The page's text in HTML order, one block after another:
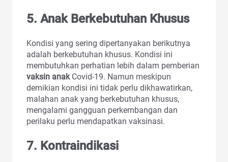
5. Anak Berkebutuhan Khusus
Kondisi yang sering dipertanyakan berikutnya
adalah berkebutuhan khusus. Kondisi ini
membutuhkan perhatian lebih dalam pemberian
vaksin anakCovid-19. Namun meskipun
demikian kondisi ini tidak perlu dikhawatirkan,
malahan anak yang berkebutuhan khusus,
mengalami gangguan perkembangan dan
perilaku perlu mendapatkan vaksinasi.
7. Kontraindikasi